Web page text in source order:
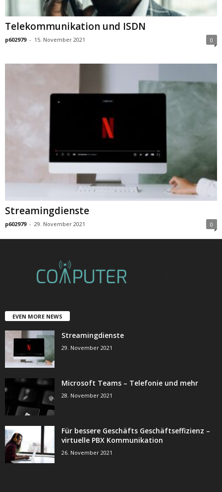
Telekommunikation und ISDN
p602979 - 15. November 2021 0
Streamingdienste
p602979 - 29. November 2021 0
EVEN MORE NEWS
Streamingdienste
29. November 2021
Microsoft Teams – Telefonie und mehr
28. November 2021
Für bessere Geschäfts Geschäftseffizienz –
virtuelle PBX Kommunikation
26. November 2021